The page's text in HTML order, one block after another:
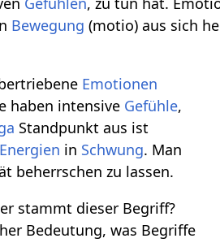
Bewegung (motio) aus sich
Emotionen
haben intensive Gefühle,
Standpunkt aus ist
Energien in Schwung. Man
beherrschen zu lassen.
stammt dieser Begriff?
Bedeutung, was Begriffe